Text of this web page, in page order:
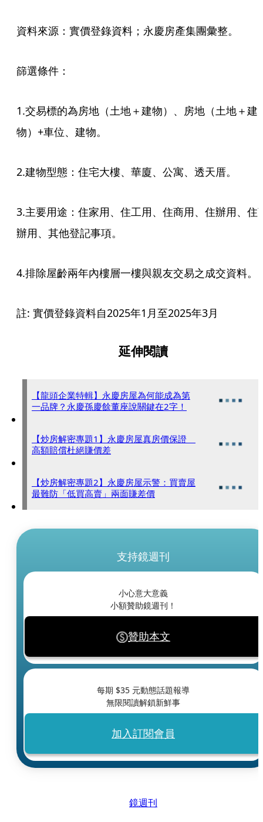
資料來源：實價登錄資料；永慶房產集團彙整。
篩選條件：
1.交易標的為房地（土地＋建物）、房地（土地＋建
物）+車位、建物。
2.建物型態：住宅大樓、華廈、公寓、透天厝。
3.主要用途：住家用、住工用、住商用、住辦用、住
辦用、其他登記事項。
4.排除屋齡兩年內樓層一樓與親友交易之成交資料。
註: 實價登錄資料自2025年1月至2025年3月
延伸閱讀
【龍頭企業特輯】永慶房屋為何能成為第
一品牌？永慶孫慶餘董座說關鍵在2字！
【炒房解密專題1】永慶房屋真房價保證
高額賠償杜絕賺價差
【炒房解密專題2】永慶房屋示警：買賣屋
最難防「低買高賣」兩面賺差價
支持鏡週刊
小心意大意義
小額贊助鏡週刊！
贊助本文
每期 $35 元動態話題報導
無限閱讀解鎖新鮮事
加入訂閱會員
鏡週刊